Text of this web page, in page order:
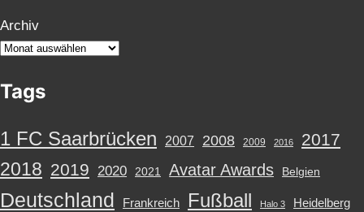
g
o
i
n
Archiv
Tags
1 FC Saarbrücken 2007 2008 2009 2016 2017
2018 2019 2020 2021 Avatar Awards Belgien
Deutschland Frankreich Fußball Halo 3 Heidelberg